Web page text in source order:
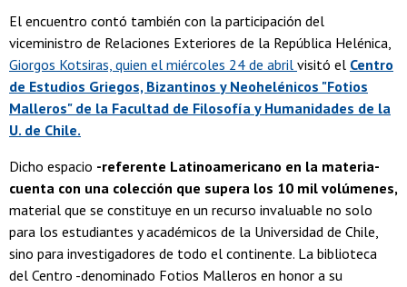
El encuentro contó también con la participación del
viceministro de Relaciones Exteriores de la República Helénica,
Giorgos Kotsiras, quien el miércoles 24 de abril visitó el Centro
de Estudios Griegos, Bizantinos y Neohelénicos "Fotios
Malleros" de la Facultad de Filosofía y Humanidades de la
U. de Chile.
Dicho espacio -referente Latinoamericano en la materia-
cuenta con una colección que supera los 10 mil volúmenes,
material que se constituye en un recurso invaluable no solo
para los estudiantes y académicos de la Universidad de Chile,
sino para investigadores de todo el continente. La biblioteca
del Centro -denominado Fotios Malleros en honor a su